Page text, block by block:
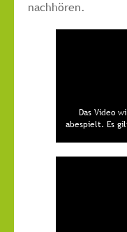
nachhören.
Das Video
abespielt. Es